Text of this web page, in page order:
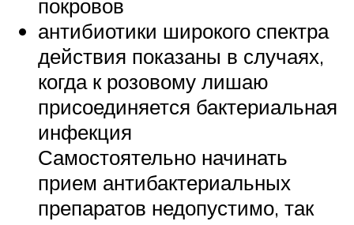
покровов
антибиотики широкого спектра
действия показаны в случаях,
когда к розовому лишаю
присоединяется бактериальная
инфекция
Самостоятельно начинать
прием антибактериальных
препаратов недопустимо, так